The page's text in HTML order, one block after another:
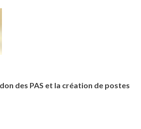
des PAS et la création de postes